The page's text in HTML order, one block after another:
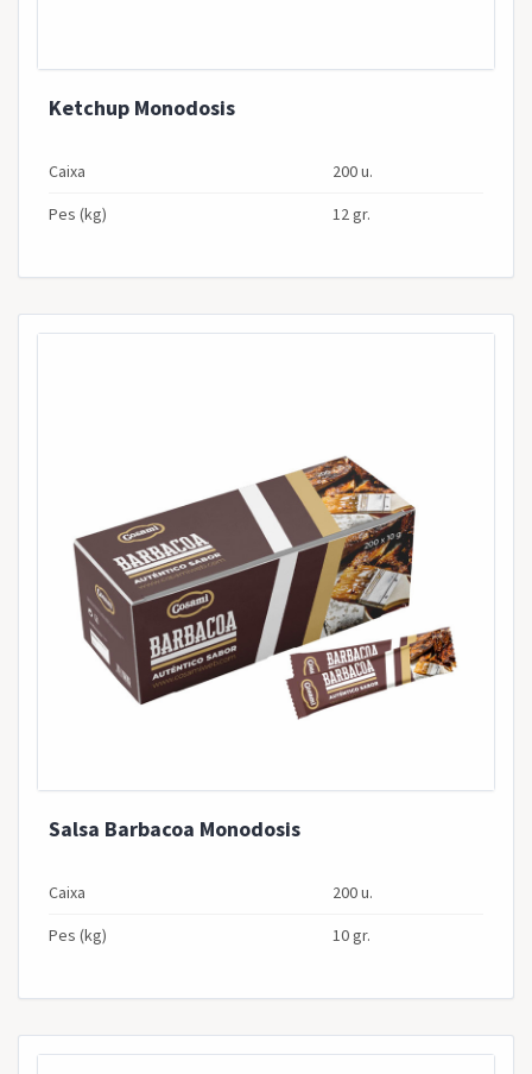
Ketchup Monodosis
Caixa
200 u.
Pes (kg)
12 gr.
Salsa Barbacoa Monodosis
Caixa
200 u.
Pes (kg)
10 gr.